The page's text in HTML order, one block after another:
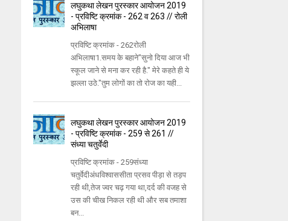
लघुकथा लेखन पुरस्कार आयोजन 2019
- प्रविष्टि क्रमांक - 262 व 263 // रोली
अभिलाषा
प्रविष्टि क्रमांक - 262रोली
अभिलाषा1.समय के बहाने"सुनो दिया आज भी
स्कूल जाने से मना कर रही है." मेरे कहते ही ये
झल्ला उठे."तुम लोगों का तो रोज का यही...
लघुकथा लेखन पुरस्कार आयोजन 2019
- प्रविष्टि क्रमांक - 259 से 261 //
संध्या चतुर्वेदी
प्रविष्टि क्रमांक - 259संध्या
चतुर्वेदीअंधविश्वाससीता प्रसव पीड़ा से तड़प
रही थी,तेज ज्वर चढ़ गया था,दर्द की वजह से
उस की चीख निकल रही थी और सब तमाशा
बन...